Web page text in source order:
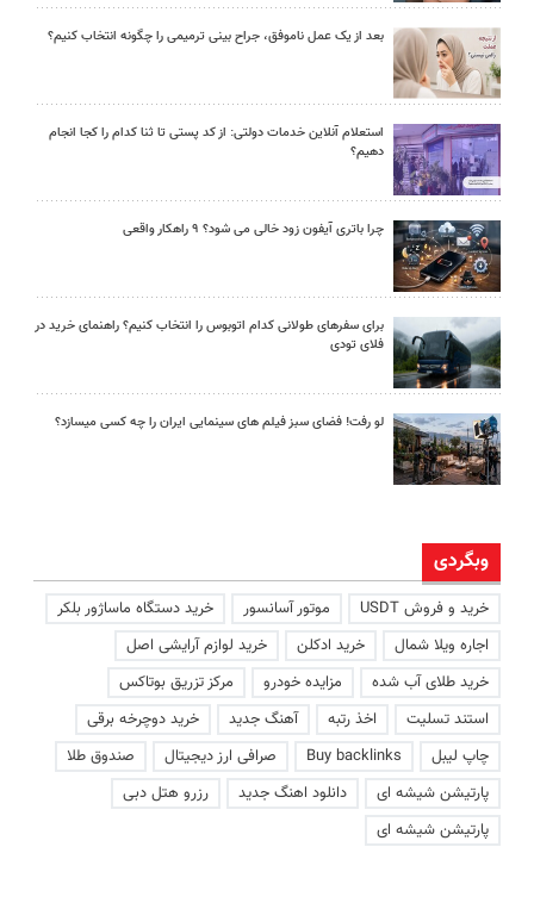
بعد از یک عمل ناموفق، جراح بینی ترمیمی را چگونه انتخاب کنیم؟
استعلام آنلاین خدمات دولتی: از کد پستی تا ثنا کدام را کجا انجام
دهیم؟
چرا باتری آیفون زود خالی می شود؟ ۹ راهکار واقعی
برای سفرهای طولانی کدام اتوبوس را انتخاب کنیم؟ راهنمای خرید در
فلای تودی
لو رفت! فضای سبز فیلم های سینمایی ایران را چه کسی میسازد؟
وبگردی
خرید و فروش USDT موتور آسانسور
خرید دستگاه ماساژور بلکر
اجاره ویلا شمال
خرید ادکلن
خرید لوازم آرایشی اصل
خرید طلای آب شده
مزایده خودرو
مرکز تزریق بوتاکس
استند تسلیت
اخذ رتبه آهنگ جدید
خرید دوچرخه برقی
چاپ لیبل
Buy backlinks صرافی ارز دیجیتال
صندوق طلا
پارتیشن شیشه ای
دانلود اهنگ جدید
رزرو هتل دبی
پارتیشن شیشه ای